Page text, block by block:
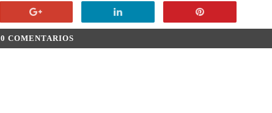
0 COMENTARIOS